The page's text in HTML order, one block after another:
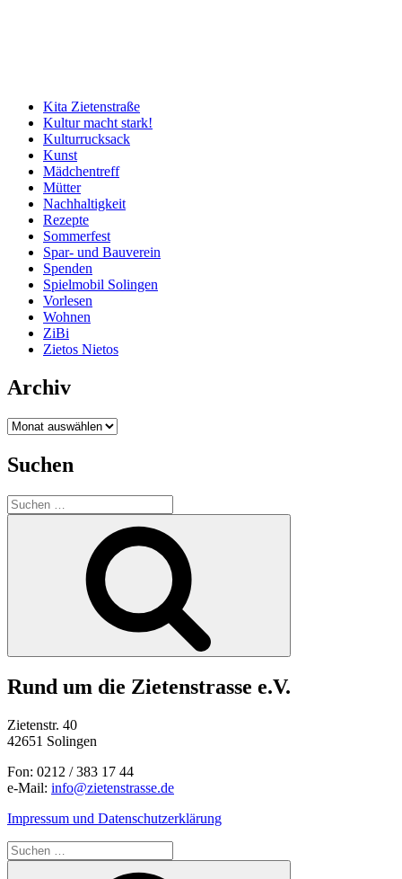
Kita Zietenstraße
Kultur macht stark!
Kulturrucksack
Kunst
Mädchentreff
Mütter
Nachhaltigkeit
Rezepte
Sommerfest
Spar- und Bauverein
Spenden
Spielmobil Solingen
Vorlesen
Wohnen
ZiBi
Zietos Nietos
Archiv
Archiv
Suchen
Suchen
nach:
Rund um die Zietenstrasse e.V.
Zietenstr. 40
42651 Solingen
Fon: 0212 / 383 17 44
e-Mail: info@zietenstrasse.de
Impressum und Datenschutzerklärung
Suchen
nach: